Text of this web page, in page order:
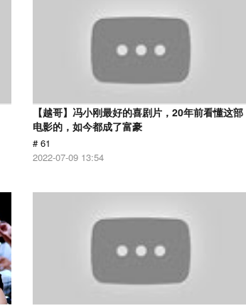
【越哥】冯小刚最好的喜剧片，20年前看懂这部
电影的，如今都成了富豪
# 61
2022-07-09 13:54